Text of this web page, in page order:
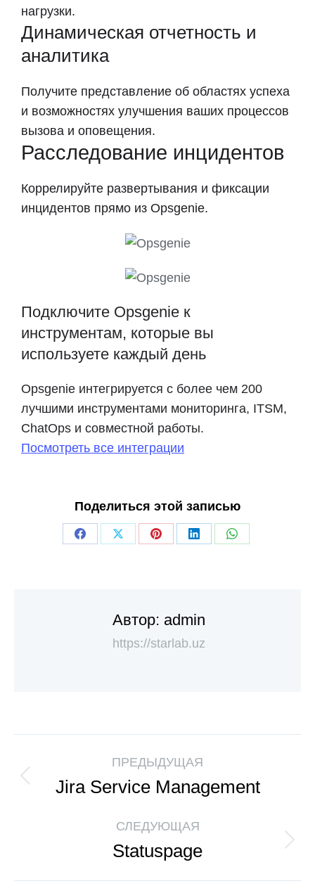
нагрузки.
Динамическая отчетность и
аналитика
Получите представление об областях успеха
и возможностях улучшения ваших процессов
вызова и оповещения.
Расследование инцидентов
Коррелируйте развертывания и фиксации
инцидентов прямо из Opsgenie.
Подключите Opsgenie к
инструментам, которые вы
используете каждый день
Opsgenie интегрируется с более чем 200
лучшими инструментами мониторинга, ITSM,
ChatOps и совместной работы.
Посмотреть все интеграции
Поделиться этой записью
Автор: admin
https://starlab.uz
ПРЕДЫДУЩАЯ
Jira Service Management
СЛЕДУЮЩАЯ
Statuspage